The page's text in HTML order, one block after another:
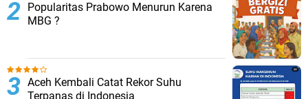
Popularitas Prabowo Menurun Karena
MBG ?
Aceh Kembali Catat Rekor Suhu
Terpanas di Indonesia